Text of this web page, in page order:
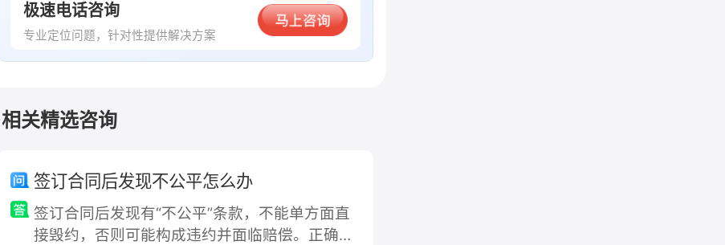
极速电话咨询
专业定位问题，针对性提供解决方案
相关精选咨询
签订合同后发现不公平怎么办
签订合同后发现有“不公平”条款，不能单方面直
接毁约，否则可能构成违约并面临赔偿。正确的